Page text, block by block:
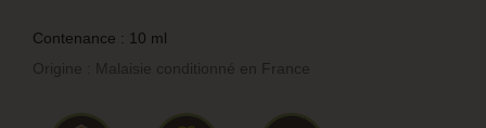
Contenance : 10 ml
Origine : Malaisie conditionné en France